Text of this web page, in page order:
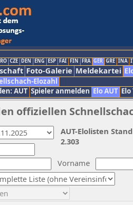
CZE DEN ENG ESP FAI FIN FRA GER GRE INA
Foto-Galerie Meldekartei
Elozahl
AUT Spieler anmelden Elo AUT
offiziellen
Vorname
AUT-Elolisten
2.303